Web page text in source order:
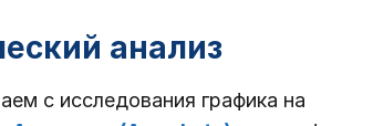
анализ
с исследования графика на